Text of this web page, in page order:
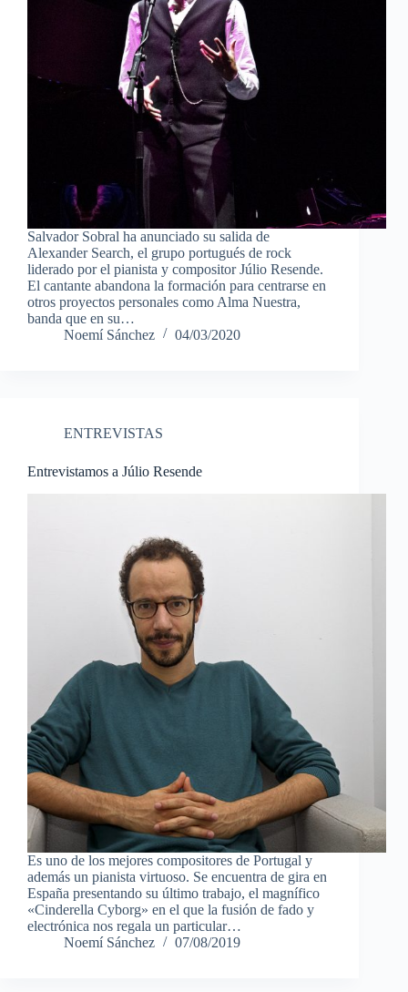
Salvador Sobral ha anunciado su salida de
Alexander Search, el grupo portugués de rock
liderado por el pianista y compositor Júlio Resende.
El cantante abandona la formación para centrarse en
otros proyectos personales como Alma Nuestra,
banda que en su…
Noemí Sánchez
04/03/2020
ENTREVISTAS
Entrevistamos a Júlio Resende
Es uno de los mejores compositores de Portugal y
además un pianista virtuoso. Se encuentra de gira en
España presentando su último trabajo, el magnífico
«Cinderella Cyborg» en el que la fusión de fado y
electrónica nos regala un particular…
Noemí Sánchez
07/08/2019